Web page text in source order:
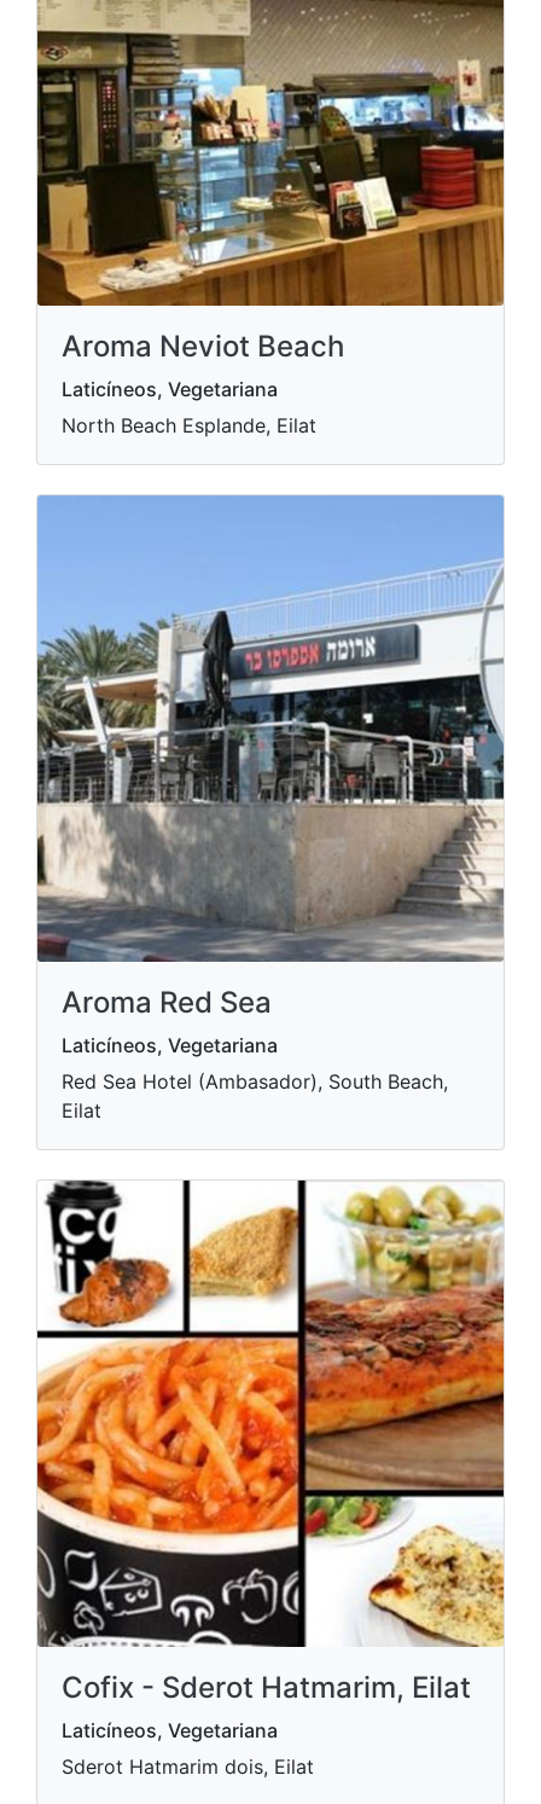
Aroma Neviot Beach
Laticíneos, Vegetariana
North Beach Esplande, Eilat
Aroma Red Sea
Laticíneos, Vegetariana
Red Sea Hotel (Ambasador), South Beach,
Eilat
Cofix - Sderot Hatmarim, Eilat
Laticíneos, Vegetariana
Sderot Hatmarim dois, Eilat